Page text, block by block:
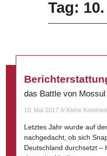
Tag:
das Battle von
10. Mai 2017 Keine
Letztes Jahr wurde auf
nachgedacht, ob sich
Deutschland durchsetzt –